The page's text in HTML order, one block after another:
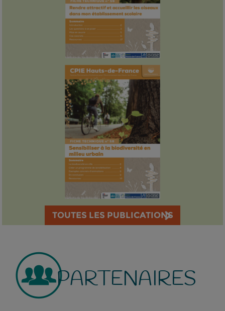
TOUTES LES PUBLICATIONS
PARTENAIRES